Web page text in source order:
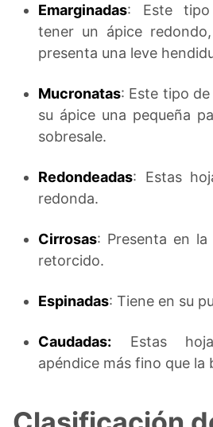
Emarginadas: Este
tener un ápice
presenta una leve
Mucronatas: Este tipo
su ápice una pequeña
sobresale.
Redondeadas: Estas
redonda.
Cirrosas: Presenta en
retorcido.
Espinadas: Tiene en su
Caudadas: Estas
apéndice más fino que la